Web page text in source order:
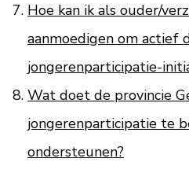
Hoe kan ik als ouder/
aanmoedigen om actief
jongerenparticipatie-
Wat doet de provincie
jongerenparticipatie te
ondersteunen?